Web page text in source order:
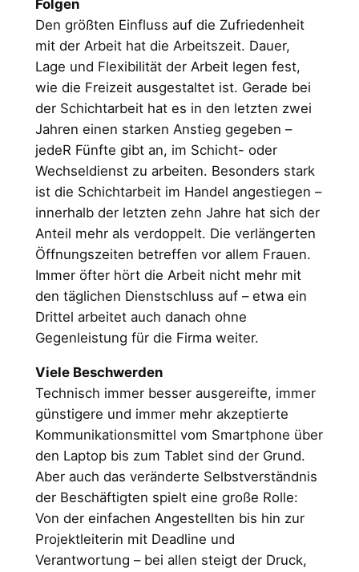
Folgen
Den größten Einfluss auf die Zufriedenheit
mit der Arbeit hat die Arbeitszeit. Dauer,
Lage und Flexibilität der Arbeit legen fest,
wie die Freizeit ausgestaltet ist. Gerade bei
der Schichtarbeit hat es in den letzten zwei
Jahren einen starken Anstieg gegeben –
jedeR Fünfte gibt an, im Schicht- oder
Wechseldienst zu arbeiten. Besonders stark
ist die Schichtarbeit im Handel angestiegen –
innerhalb der letzten zehn Jahre hat sich der
Anteil mehr als verdoppelt. Die verlängerten
Öffnungszeiten betreffen vor allem Frauen.
Immer öfter hört die Arbeit nicht mehr mit
den täglichen Dienstschluss auf – etwa ein
Drittel arbeitet auch danach ohne
Gegenleistung für die Firma weiter.
Viele Beschwerden
Technisch immer besser ausgereifte, immer
günstigere und immer mehr akzeptierte
Kommunikationsmittel vom Smartphone über
den Laptop bis zum Tablet sind der Grund.
Aber auch das veränderte Selbstverständnis
der Beschäftigten spielt eine große Rolle:
Von der einfachen Angestellten bis hin zur
Projektleiterin mit Deadline und
Verantwortung – bei allen steigt der Druck,